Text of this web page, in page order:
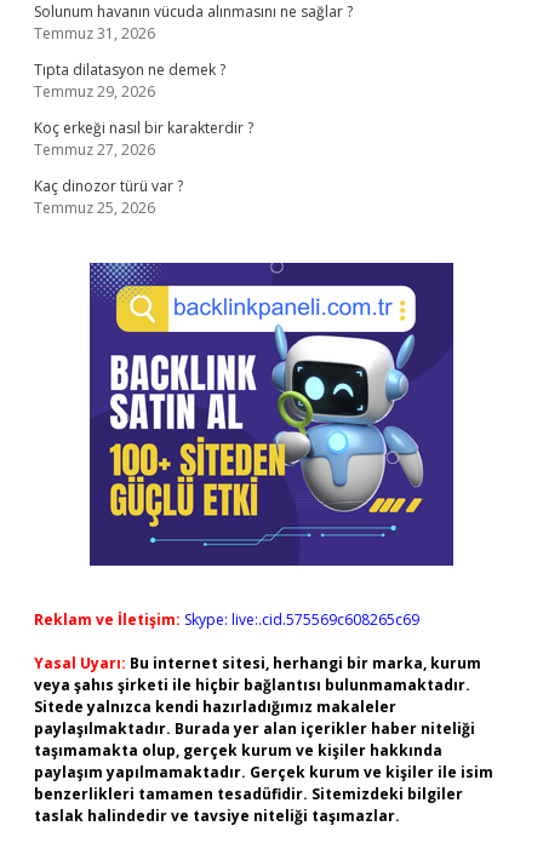
Solunum havanın vücuda alınmasını ne sağlar ?
Temmuz 31, 2026
Tıpta dilatasyon ne demek ?
Temmuz 29, 2026
Koç erkeği nasıl bir karakterdir ?
Temmuz 27, 2026
Kaç dinozor türü var ?
Temmuz 25, 2026
Reklam ve İletişim: Skype: live:.cid.575569c608265c69
Yasal Uyarı: Bu internet sitesi, herhangi bir marka, kurum
veya şahıs şirketi ile hiçbir bağlantısı bulunmamaktadır.
Sitede yalnızca kendi hazırladığımız makaleler
paylaşılmaktadır. Burada yer alan içerikler haber niteliği
taşımamakta olup, gerçek kurum ve kişiler hakkında
paylaşım yapılmamaktadır. Gerçek kurum ve kişiler ile isim
benzerlikleri tamamen tesadüfidir. Sitemizdeki bilgiler
taslak halindedir ve tavsiye niteliği taşımazlar.